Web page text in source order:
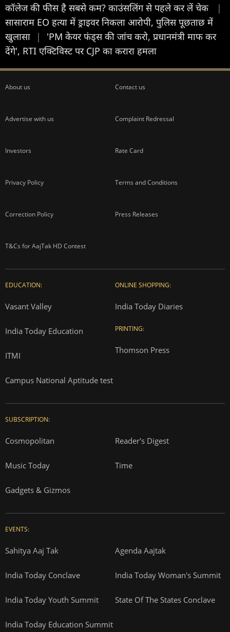
कॉलेज की फीस है सबसे कम? काउंसलिंग से पहले कर लें चेक
|
सासाराम EO हत्या में ड्राइवर निकला आरोपी, पुलिस पूछताछ में
खुलासा
|
'PM केयर फंड्स की जांच करो, प्रधानमंत्री माफ कर
देंगे', RTI एक्टिविस्ट पर CJP का करारा हमला
About us Contact us
Advertise with us Complaint Redressal
Investors Rate Card
Privacy Policy Terms and Conditions
Correction Policy Press Releases
T&Cs for AajTak HD Contest
EDUCATION:
Vasant Valley
India Today Education
ITMI
Campus National Aptitude test
ONLINE SHOPPING:
India Today Diaries
PRINTING:
Thomson Press
SUBSCRIPTION:
Cosmopolitan Reader's Digest
Music Today Time
Gadgets & Gizmos
EVENTS:
Sahitya Aaj Tak Agenda Aajtak
India Today Conclave India Today Woman's Summit
India Today Youth Summit State Of The States Conclave
India Today Education Summit